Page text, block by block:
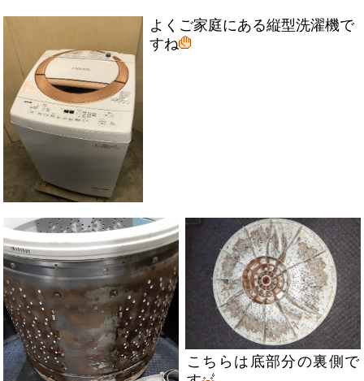
よくご家庭にある縦型洗濯機で
すね
こちらは底部分の裏側で